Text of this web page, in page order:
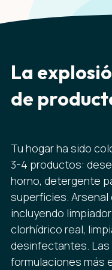
La
de
Tu hogar ha sido
3-4 productos:
horno, detergente
superficies.
incluyendo
clorhídrico real,
desinfectantes. Las
formulaciones más